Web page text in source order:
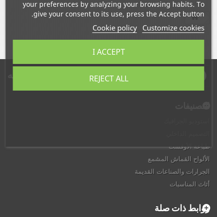
طباعة الأوفست
الألواح القماش المشمع
الجرارات والصناعات القديمة
أثاث المناسبات
روابط ذات صلة
your preferences by analyzing your browsing habits. To
give your consent to its use, press the Accept button.
Cookie policy Customize cookies
REJECT ALL
I ACCEPT